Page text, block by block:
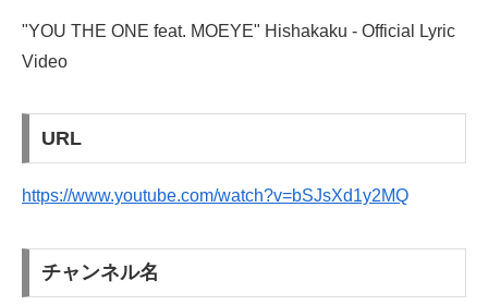
"YOU THE ONE feat. MOEYE" Hishakaku - Official Lyric
Video
URL
https://www.youtube.com/watch?v=bSJsXd1y2MQ
チャンネル名